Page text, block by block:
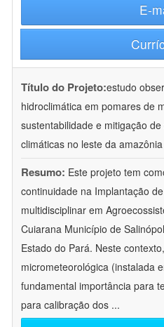
E-
Título do Projeto:estudo
hidroclimática em pomares de
sustentabilidade e mitigação
climáticas no leste da amazônia
Resumo: Este projeto tem
continuidade na Implantação
multidisciplinar em
Cuiarana Município de
Estado do Pará. Neste
micrometeorológica (instalada
fundamental importância para
para calibração dos ...